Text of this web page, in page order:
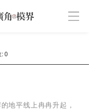
0
地平线上冉冉升起，